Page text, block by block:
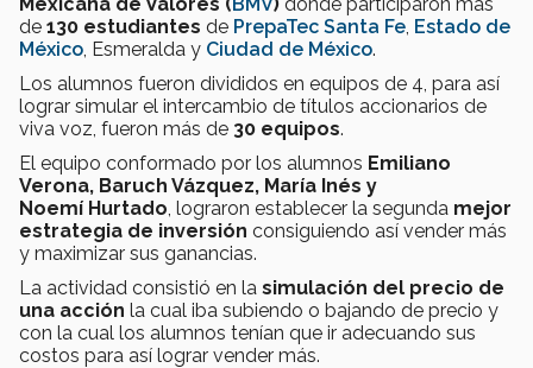
de 130 estudiantes de PrepaTec Santa Fe Estado de
México , Esmeralda y Ciudad de México.
Los alumnos fueron divididos en equipos de 4, para así
lograr simular el intercambio de títulos accionarios de
viva voz, fueron más de 30 equipos.
El equipo conformado por los alumnos Emiliano
Verona, Baruch Vázquez, María Inés y
Noemí Hurtado , lograron establecer la segunda mejor
estrategia de inversión consiguiendo así vender más
y maximizar sus ganancias.
La actividad consistió en la simulación del precio de
una acción la cual iba subiendo o bajando de precio y
con la cual los alumnos tenían que ir adecuando sus
costos para así lograr vender más.